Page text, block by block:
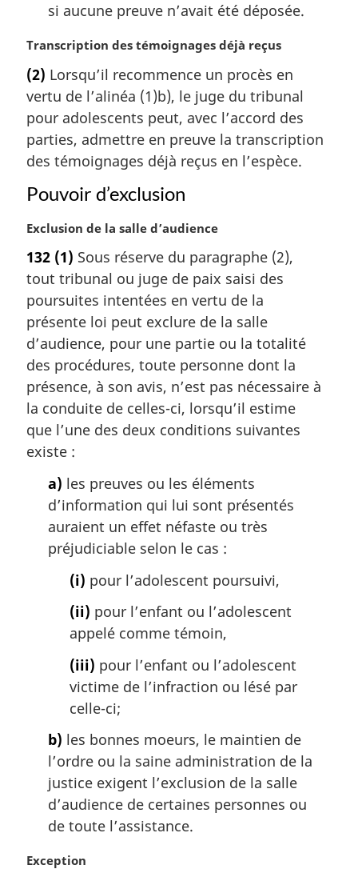
si aucune preuve n’avait été déposée.
N
t
e
m
a
r
g
i
n
a
e
:
Transcription des témoignages déjà reçus
(2) Lorsqu’il recommence un procès en
vertu de l’alinéa (1)b), le juge du tribunal
pour adolescents peut, avec l’accord des
parties, admettre en preuve la transcription
des témoignages déjà reçus en l’espèce.
Pouvoir d’exclusion
N
t
e
m
a
r
g
i
n
a
e
:
Exclusion de la salle d’audience
132 (1) Sous réserve du paragraphe (2),
tout tribunal ou juge de paix saisi des
poursuites intentées en vertu de la
présente loi peut exclure de la salle
d’audience, pour une partie ou la totalité
des procédures, toute personne dont la
présence, à son avis, n’est pas nécessaire à
la conduite de celles-ci, lorsqu’il estime
que l’une des deux conditions suivantes
existe :
a) les preuves ou les éléments
d’information qui lui sont présentés
auraient un effet néfaste ou très
préjudiciable selon le cas :
(i) pour l’adolescent poursuivi,
(ii) pour l’enfant ou l’adolescent
appelé comme témoin,
(iii) pour l’enfant ou l’adolescent
victime de l’infraction ou lésé par
celle-ci;
b) les bonnes moeurs, le maintien de
l’ordre ou la saine administration de la
justice exigent l’exclusion de la salle
d’audience de certaines personnes ou
de toute l’assistance.
N
Exception